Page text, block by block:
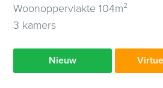
Woonoppervlakte 104m²
3 kamers
Nieuw